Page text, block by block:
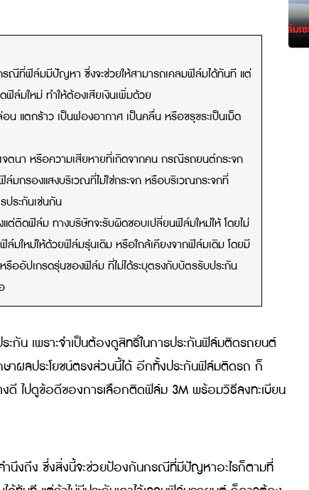
งกันกรณีที่ฟิล์มมีปัญหา ซึ่งจะช่วยให้สามารถเคลมฟิล์มได้ทันที แต่
ต้องติดฟิล์มใหม่ ทำให้ต้องเสียเงินเพิ่มด้วย
ลอกล่อน แตกร้าว เป็นฟองอากาศ เป็นคลื่น หรือขรุขระเป็นเม็ด
กโดยเจตนา หรือความเสียหายที่เกิดจากคน กรณีรถยนต์กระจก
ติดฟิล์มกรองแสงบริเวณที่ไม่ใช่กระจก หรือบริเวณกระจกที่
นการประกันเช่นกัน
รก ตั้งแต่ติดฟิล์ม ทางบริษัทจะรับผิดชอบเปลี่ยนฟิล์มใหม่ให้ โดยไม่
ยน หรืออัปเกรดรุ่นของฟิล์ม ที่ไม่ได้ระบุตรงกับบัตรรับประกัน
ต่างเอ
ประกัน เพราะจำเป็นต้องดูสิทธิ์ในการประกันฟิล์มติดร
วยรักษาผลประโยชน์ตรงส่วนนี้ได้ อีกทั้งประกันฟิล์มติดร